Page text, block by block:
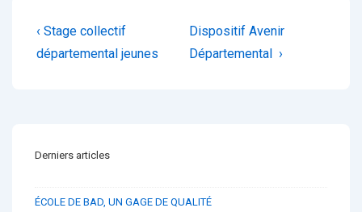
Navigation
de
Previous
Post
‹ Stage collectif
départemental jeunes
Next
Post
Dispositif Avenir
Départemental ›
Derniers articles
ÉCOLE DE BAD, UN GAGE DE QUALITÉ